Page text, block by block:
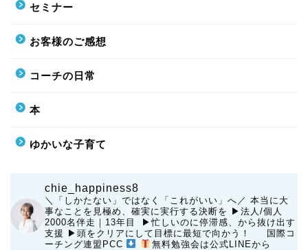
セミナー
お客様のご感想
コーチの日常
本
ゆかいな子育て
chie_happiness8
＼「しかたない」ではなく「これがいい」へ／ 本当に大
事なことを見極め、確実に実行する決断を ▶︎法人/個人
2000名伴走｜13年目 ▶︎忙しいのに停滞感、から抜け出す
支援 ▶︎頭をクリアにして目標に最短で向かう！
国際コ
ーチング連盟PCC
無料勉強会は公式LINEから